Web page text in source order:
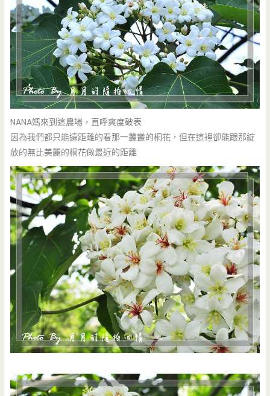
NANA媽來到這農場，直呼爽度破表
因為我們都只能遠距離的看那一叢叢的桐花，但在這裡卻能跟那綻
放的無比美麗的桐花做最近的距離